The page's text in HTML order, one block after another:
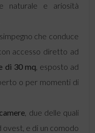
naturale e ariosità
che conduce
accesso diretto ad
di 30 mq , esposto ad
o per momenti di
, due delle quali
ovest, e di un comodo